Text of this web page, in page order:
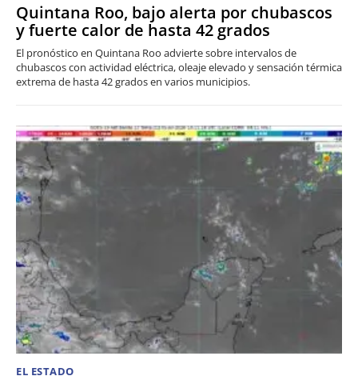
Quintana Roo, bajo alerta por chubascos
y fuerte calor de hasta 42 grados
El pronóstico en Quintana Roo advierte sobre intervalos de
chubascos con actividad eléctrica, oleaje elevado y sensación térmica
extrema de hasta 42 grados en varios municipios.
EL ESTADO